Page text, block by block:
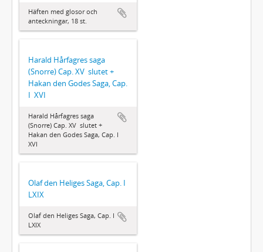
Häften med glosor och
anteckningar, 18 st.
Harald Hårfagres saga
(Snorre) Cap. XV  slutet +
Hakan den Godes Saga, Cap.
I  XVI
Harald Hårfagres saga
(Snorre) Cap. XV  slutet +
Hakan den Godes Saga, Cap. I 
XVI
Olaf den Heliges Saga, Cap. I 
LXIX
Olaf den Heliges Saga, Cap. I 
LXIX